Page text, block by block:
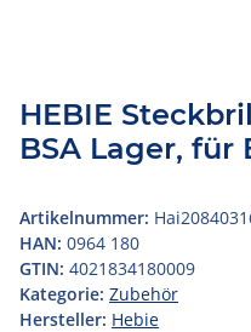
HEBIE
BSA Lager, für
Artikelnummer:
HAN: 0964 180
GTIN: 4021834180009
Kategorie: Zubehör
Hersteller: Hebie